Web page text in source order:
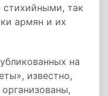
так
армян и их
на
известно,